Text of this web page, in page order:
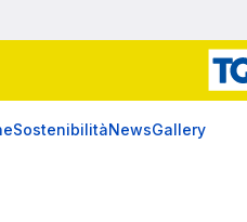
SostenibilitàNewsGallery